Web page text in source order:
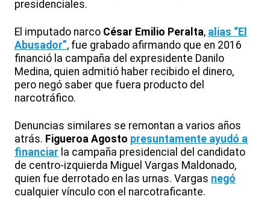
presidenciales.
El imputado narco César Emilio Peralta, alias “El
Abusador”, fue grabado afirmando que en 2016
financió la campaña del expresidente Danilo
Medina, quien admitió haber recibido el dinero,
pero negó saber que fuera producto del
narcotráfico.
Denuncias similares se remontan a varios años
atrás. Figueroa Agosto presuntamente ayudó a
financiar la campaña presidencial del candidato
de centro-izquierda Miguel Vargas Maldonado,
quien fue derrotado en las urnas. Vargas negó
cualquier vínculo con el narcotraficante.